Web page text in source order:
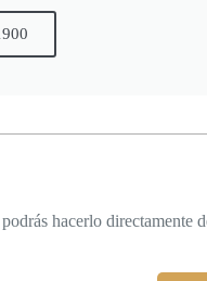
hacerlo directamente